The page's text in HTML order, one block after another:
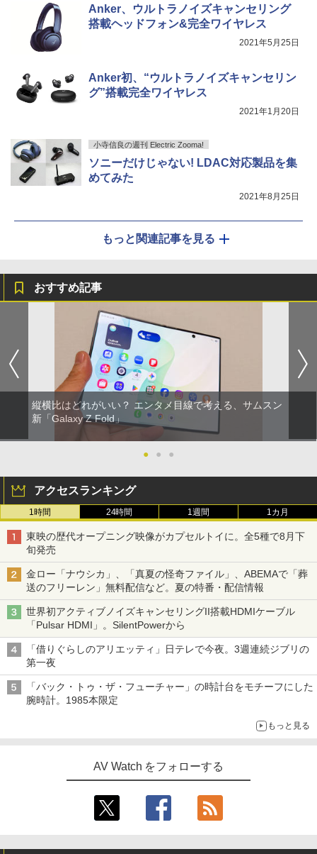
Anker、ウルトラノイズキャンセリング
搭載ヘッドフォン&完全ワイヤレス
2021年5月25日
Anker初、“ウルトラノイズキャンセリン
グ”搭載完全ワイヤレス
2021年1月20日
小寺信良の週刊 Electric Zooma!
ソニーだけじゃない! LDAC対応製品を集
めてみた
2021年8月25日
もっと関連記事を見る
おすすめ記事
縦横比はどれがいい？ エンタメ目線で考える、サムスン
新「Galaxy Z Fold」
● ● ●
アクセスランキング
1時間 24時間 1週間 1カ月
東映の歴代オープニング映像がカプセルトイに。全5種で8月下
旬発売
金ロー「ナウシカ」、「真夏の怪奇ファイル」、ABEMAで「葬
送のフリーレン」無料配信など。夏の特番・配信情報
世界初アクティブノイズキャンセリングII搭載HDMIケーブル
「Pulsar HDMI」。SilentPowerから
「借りぐらしのアリエッティ」日テレで今夜。3週連続ジブリの
第一夜
「バック・トゥ・ザ・フューチャー」の時計台をモチーフにした
腕時計。1985本限定
もっと見る
AV Watch をフォローする